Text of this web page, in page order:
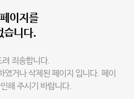
이지를
습니다.
죄송합니다.
거나 삭제된 페이지 입니다. 페이
해 주시기 바랍니다.